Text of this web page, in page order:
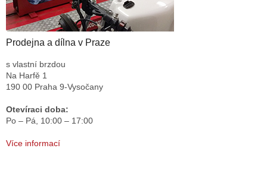
Prodejna a dílna v Praze
s vlastní brzdou
Na Harfě 1
190 00 Praha 9-Vysočany
Otevíraci doba:
Po – Pá, 10:00 – 17:00
Více informací